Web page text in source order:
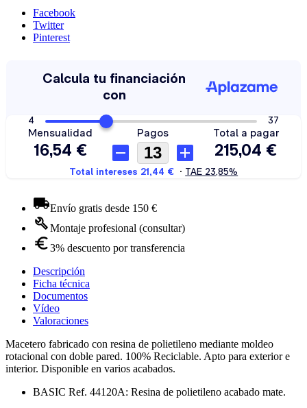
Facebook
Twitter
Pinterest
Envío gratis desde 150 €
Montaje profesional (consultar)
3% descuento por transferencia
Descripción
Ficha técnica
Documentos
Vídeo
Valoraciones
Macetero fabricado con resina de polietileno mediante moldeo
rotacional con doble pared. 100% Reciclable. Apto para exterior e
interior. Disponible en varios acabados.
BASIC Ref. 44120A: Resina de polietileno acabado mate.